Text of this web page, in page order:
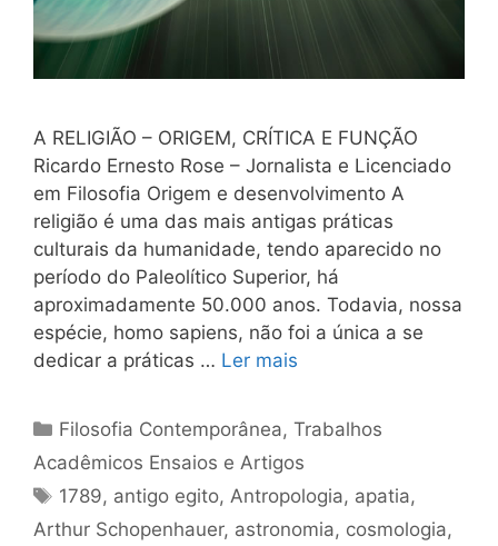
A RELIGIÃO – ORIGEM, CRÍTICA E FUNÇÃO
Ricardo Ernesto Rose – Jornalista e Licenciado
em Filosofia Origem e desenvolvimento A
religião é uma das mais antigas práticas
culturais da humanidade, tendo aparecido no
período do Paleolítico Superior, há
aproximadamente 50.000 anos. Todavia, nossa
espécie, homo sapiens, não foi a única a se
dedicar a práticas … Ler mais
Categorias
Filosofia Contemporânea,Trabalhos
Acadêmicos Ensaios e Artigos
Tags
1789, antigo egito,Antropologia, apatia,
Arthur Schopenhauer, astronomia, cosmologia,